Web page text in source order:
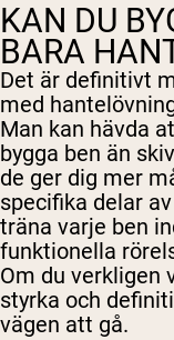
KAN DU
BARA
Det är definitivt
med
Man kan hävda
bygga ben än
de ger dig mer
specifika delar
träna varje ben
funktionella
Om du verkligen
styrka och
vägen att gå.